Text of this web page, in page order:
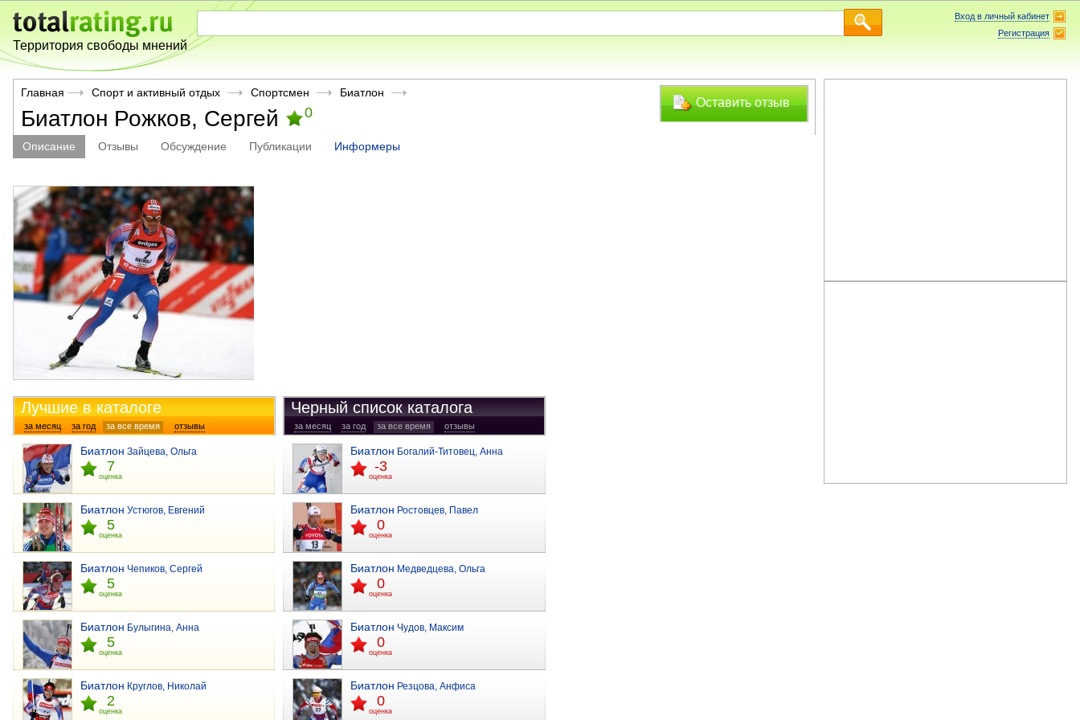
Территория свободы мнений
Вход в личный кабинет
Регистрация
Оставить отзыв
Главная Спорт и активный отдых Спортсмен Биатлон
Биатлон Рожков, Сергей 0
Описание Отзывы Обсуждение Публикации Информеры
Лучшие в каталоге
за месяц за год за все время отзывы
Биатлон Зайцева, Ольга
7
оценка
Биатлон Устюгов, Евгений
5
оценка
Биатлон Чепиков, Сергей
5
оценка
Биатлон Булыгина, Анна
5
оценка
Биатлон Круглов, Николай
2
оценка
Черный список каталога
за месяц за год за все время отзывы
Биатлон Богалий-Титовец, Анна
-3
оценка
Биатлон Ростовцев, Павел
0
оценка
Биатлон Медведцева, Ольга
0
оценка
Биатлон Чудов, Максим
0
оценка
Биатлон Резцова, Анфиса
0
оценка